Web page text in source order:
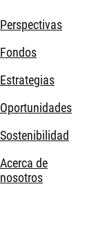
Perspectivas
Fondos
Estrategias
Oportunidades
Sostenibilidad
Acerca de
nosotros